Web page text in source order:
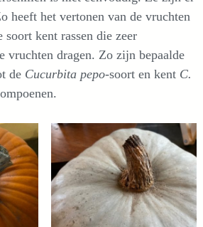
heeft het vertonen van de vruchten
soort kent rassen die zeer
vruchten dragen. Zo zijn bepaalde
de Cucurbita pepo-soort en kent C.